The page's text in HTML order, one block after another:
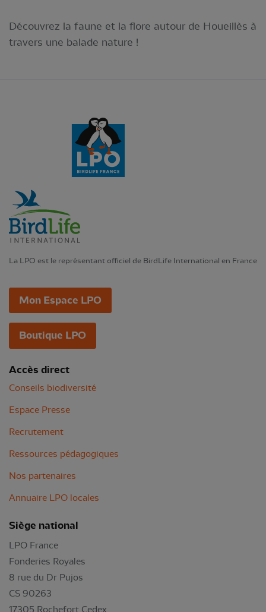
Découvrez la faune et la flore autour de Houeillès à
travers une balade nature !
La LPO est le représentant officiel de BirdLife International en France
Mon Espace LPO
Boutique LPO
Accès direct
Conseils biodiversité
Espace Presse
Recrutement
Ressources pédagogiques
Nos partenaires
Annuaire LPO locales
Siège national
LPO France
Fonderies Royales
8 rue du Dr Pujos
CS 90263
17305 Rochefort Cedex